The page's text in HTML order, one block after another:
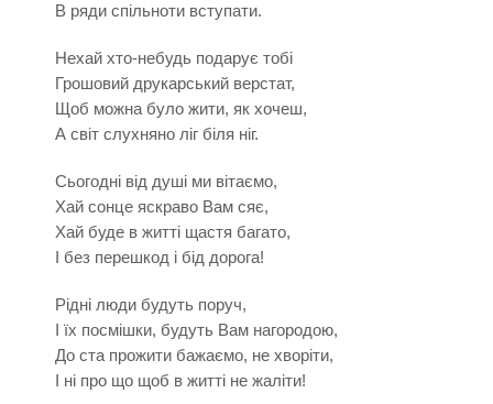
В ряди спільноти вступати.
Нехай хто-небудь подарує тобі
Грошовий друкарський верстат,
Щоб можна було жити, як хочеш,
А світ слухняно ліг біля ніг.
Сьогодні від душі ми вітаємо,
Хай сонце яскраво Вам сяє,
Хай буде в житті щастя багато,
І без перешкод і бід дорога!
Рідні люди будуть поруч,
І їх посмішки, будуть Вам нагородою,
До ста прожити бажаємо, не хворіти,
І ні про що щоб в житті не жаліти!